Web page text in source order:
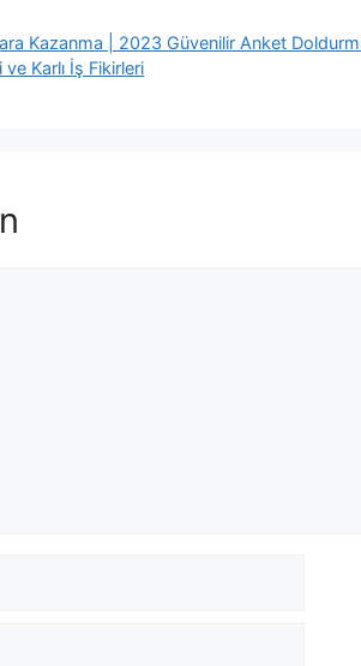
Kazanma | 2023 Güvenilir Anket
Karlı İş Fikirleri